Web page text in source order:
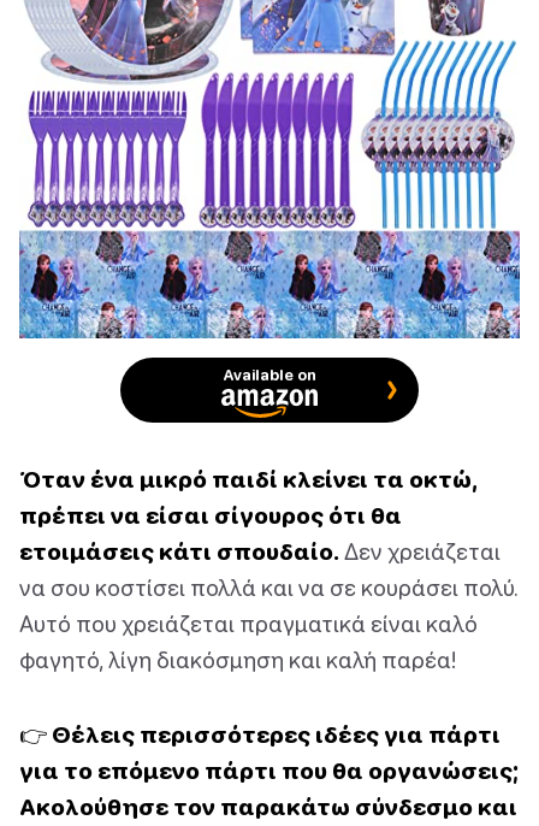
Available on
Όταν ένα μικρό παιδί κλείνει τα οκτώ,
πρέπει να είσαι σίγουρος ότι θα
ετοιμάσεις κάτι σπουδαίο. Δεν χρειάζεται
να σου κοστίσει πολλά και να σε κουράσει πολύ.
Αυτό που χρειάζεται πραγματικά είναι καλό
φαγητό, λίγη διακόσμηση και καλή παρέα!
👉 Θέλεις περισσότερες ιδέες για πάρτι
για το επόμενο πάρτι που θα οργανώσεις;
Ακολούθησε τον παρακάτω σύνδεσμο και